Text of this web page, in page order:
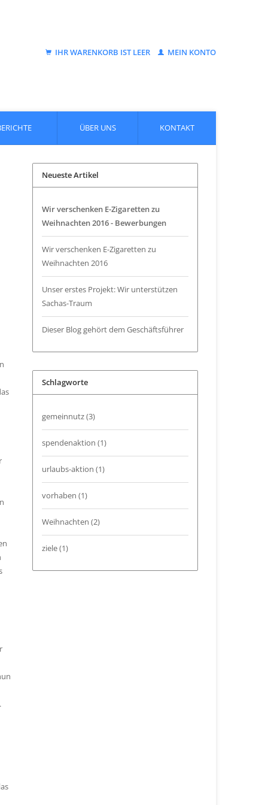
IHR WARENKORB IST LEER MEIN KONTO
ÜBER UNS KONTAKT
Neueste Artikel
Wir verschenken E-Zigaretten zu
Weihnachten 2016 - Bewerbungen
Wir verschenken E-Zigaretten zu
Weihnachten 2016
Unser erstes Projekt: Wir unterstützen
Sachas-Traum
Dieser Blog gehört dem Geschäftsführer
Schlagworte
gemeinnutz(3)
spendenaktion (1)
urlaubs-aktion (1)
vorhaben (1)
Weihnachten (2)
ziele(1)